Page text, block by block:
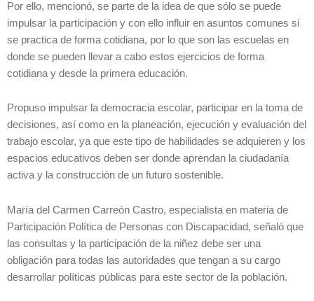
Por ello, mencionó, se parte de la idea de que sólo se puede
impulsar la participación y con ello influir en asuntos comunes si
se practica de forma cotidiana, por lo que son las escuelas en
donde se pueden llevar a cabo estos ejercicios de forma
cotidiana y desde la primera educación.
Propuso impulsar la democracia escolar, participar en la toma de
decisiones, así como en la planeación, ejecución y evaluación del
trabajo escolar, ya que este tipo de habilidades se adquieren y los
espacios educativos deben ser donde aprendan la ciudadanía
activa y la construcción de un futuro sostenible.
María del Carmen Carreón Castro, especialista en materia de
Participación Política de Personas con Discapacidad, señaló que
las consultas y la participación de la niñez debe ser una
obligación para todas las autoridades que tengan a su cargo
desarrollar políticas públicas para este sector de la población.